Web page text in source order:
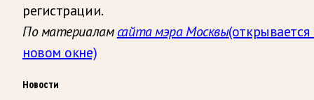
регистрации.
По материаламсайта мэра Москвы(открывается
новом окне)
Новости